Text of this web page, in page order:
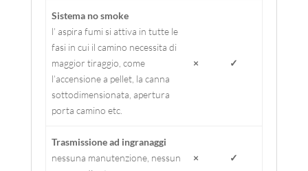
Sistema no smoke
l’ aspira fumi si attiva in tutte le
fasi in cui il camino necessita di
maggior tiraggio, come
l’accensione a pellet, la canna
sottodimensionata, apertura
porta camino etc.
× ✓
Trasmissione ad ingranaggi
nessuna manutenzione, nessun
× ✓